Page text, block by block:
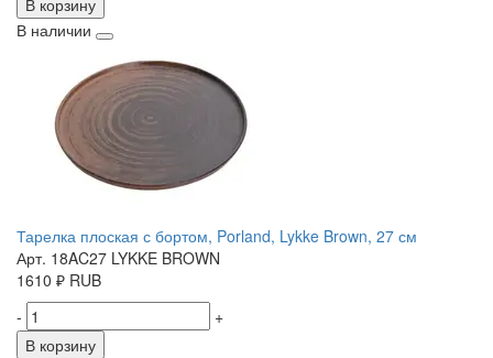
В корзину
В наличии
Тарелка плоская с бортом, Porland, Lykke Brown, 27 см
Арт. 18AC27 LYKKE BROWN
1610 ₽ RUB
-
+
В корзину